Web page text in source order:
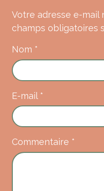
Votre adresse e-mail
champs obligatoires
Commentaire *
Nom *
E-mail *